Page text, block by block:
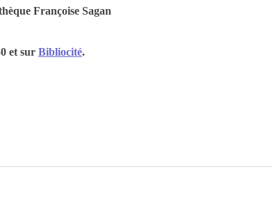
Françoise Sagan
et sur Bibliocité.